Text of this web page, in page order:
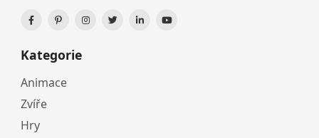
Kategorie
Animace
Zvíře
Hry